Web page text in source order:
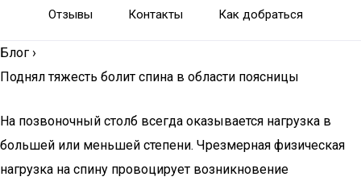
Отзывы Контакты Как добраться
Блог ›
Поднял тяжесть болит спина в области поясницы
На позвоночный столб всегда оказывается нагрузка в
большей или меньшей степени. Чрезмерная физическая
нагрузка на спину провоцирует возникновение